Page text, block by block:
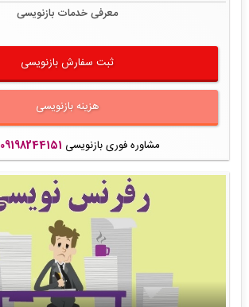
معرفی خدمات بازنویسی
ثبت سفارش بازنویسی
هزینه بازنویسی
مشاوره فوری بازنویسی 09198244151